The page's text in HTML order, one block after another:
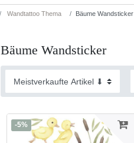
Wandtattoo Thema Bäume Wandsticker
Bäume Wandsticker
-5%